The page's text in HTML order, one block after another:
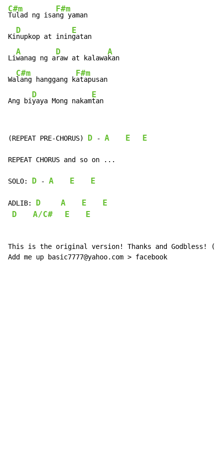
C#m
Tulad ng isa
F#m
ng yaman
Ki
D
nupkop at inin
E
gatan
Li
A
wanag ng a
D
raw at kalawa
A
kan
Wa
C#m
lang hanggang k
F#m
atapusan
Ang bi
D
yaya Mong nakam
E
tan
(REPEAT PRE-CHORUS) D - A E E
REPEAT CHORUS and so on ...
SOLO: D - A E E
ADLIB: D A E
E
D
A/C# E E
This is the original version! Thanks and Godbless!
Add me up basic7777@yahoo.com > facebook